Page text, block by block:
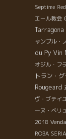
Septime Red
エール教会
Tarragona
ャンブル・
du Py Vin
オジル・フ
トラン・
Rougeard
ヴ・ブテイ
ーヌ・ベリ
2018
ROBA SERIA